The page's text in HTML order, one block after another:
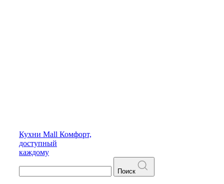
Кухни Mall Комфорт,
доступный
каждому
Поиск